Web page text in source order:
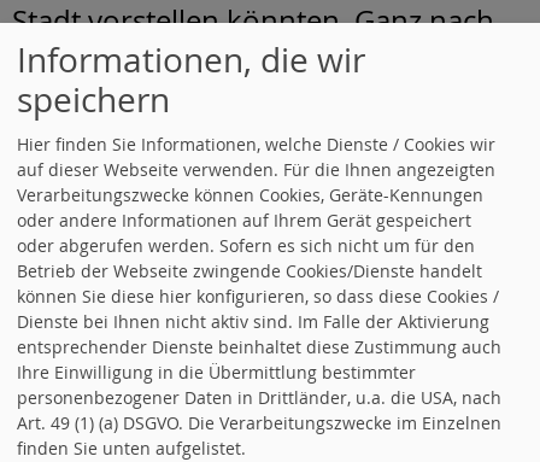
Stadt vorstellen könnten. Ganz nach
dem Motto des Rockkonzerts. Es
lautet nämlich: „Don ́t stop me now!“
Für die SPD-Fraktion:
René Asché, Vorsitzende
«SPD - Flashmob mit AISHA am
Informationen, die wir
speichern
Hier finden Sie Informationen, welche Dienste / Cookies wir
auf dieser Webseite verwenden. Für die Ihnen angezeigten
Verarbeitungszwecke können Cookies, Geräte-Kennungen
oder andere Informationen auf Ihrem Gerät gespeichert
oder abgerufen werden. Sofern es sich nicht um für den
Betrieb der Webseite zwingende Cookies/Dienste handelt
können Sie diese hier konfigurieren, so dass diese Cookies /
Dienste bei Ihnen nicht aktiv sind. Im Falle der Aktivierung
entsprechender Dienste beinhaltet diese Zustimmung auch
Ihre Einwilligung in die Übermittlung bestimmter
personenbezogener Daten in Drittländer, u.a. die USA, nach
Art. 49 (1) (a) DSGVO. Die Verarbeitungszwecke im Einzelnen
finden Sie unten aufgelistet.